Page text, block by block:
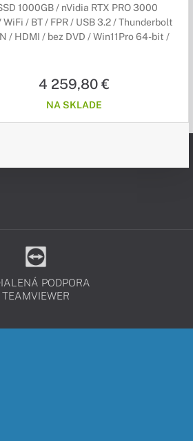
1000GB / nVidia RTX PRO 3000
WiFi / BT / FPR / USB 3.2 / Thunderbolt
/ HDMI / bez DVD / Win11Pro 64-bit /
4 259,80 €
NA SKLADE
PODPORA
TEAMVIEWER